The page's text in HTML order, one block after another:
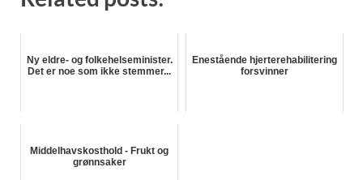
Ny eldre- og folkehelseminister.
Det er noe som ikke stemmer...
Enestående hjerterehabilitering
forsvinner
Middelhavskosthold - Frukt og
grønnsaker